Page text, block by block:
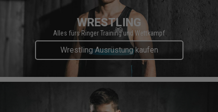
WRESTLING
Alles fürs Ringer Training und Wettkampf
Wrestling Ausrüstung kaufen